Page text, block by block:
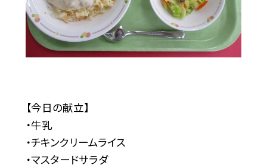
【今日の献立】
・牛乳
・チキンクリームライス
・マスタードサラダ